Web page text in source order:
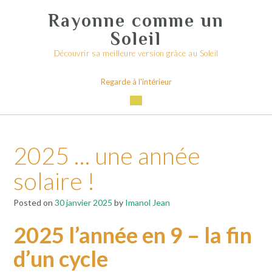
Rayonne comme un
Soleil
Découvrir sa meilleure version grâce au Soleil
Regarde à l'intérieur
2025 … une année
solaire !
Posted on 30 janvier 2025 by Imanol Jean
2025 l’année en 9 – la fin
d’un cycle